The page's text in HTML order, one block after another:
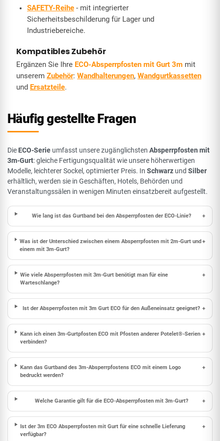
SAFETY-Reihe - mit integrierter
Sicherheitsbeschilderung für Lager und
Industriebereiche.
Kompatibles Zubehör
Ergänzen Sie Ihre ECO-Absperrpfosten mit Gurt 3m mit
unserem Zubehör: Wandhalterungen, Wandgurtkassetten
und Ersatzteile.
Häufig gestellte Fragen
Die ECO-Serie umfasst unsere zugänglichsten Absperrpfosten mit
3m-Gurt: gleiche Fertigungsqualität wie unsere höherwertigen
Modelle, leichterer Sockel, optimierter Preis. In Schwarz und Silber
erhältlich, werden sie in Geschäften, Hotels, Behörden und
Veranstaltungssälen in wenigen Minuten einsatzbereit aufgestellt.
Wie lang ist das Gurtband bei den Absperrpfosten der ECO-Linie? +
Was ist der Unterschied zwischen einem Absperrpfosten mit 2m-Gurt und
einem mit 3m-Gurt?
+
Wie viele Absperrpfosten mit 3m-Gurt benötigt man für eine
Warteschlange?
+
Ist der Absperrpfosten mit 3m Gurt ECO für den Außeneinsatz geeignet? +
Kann ich einen 3m-Gurtpfosten ECO mit Pfosten anderer Potelet®-Serien
verbinden?
+
Kann das Gurtband des 3m-Absperrpfostens ECO mit einem Logo
bedruckt werden?
+
Welche Garantie gilt für die ECO-Absperrpfosten mit 3m-Gurt? +
Ist der 3m ECO Absperrpfosten mit Gurt für eine schnelle Lieferung
verfügbar?
+